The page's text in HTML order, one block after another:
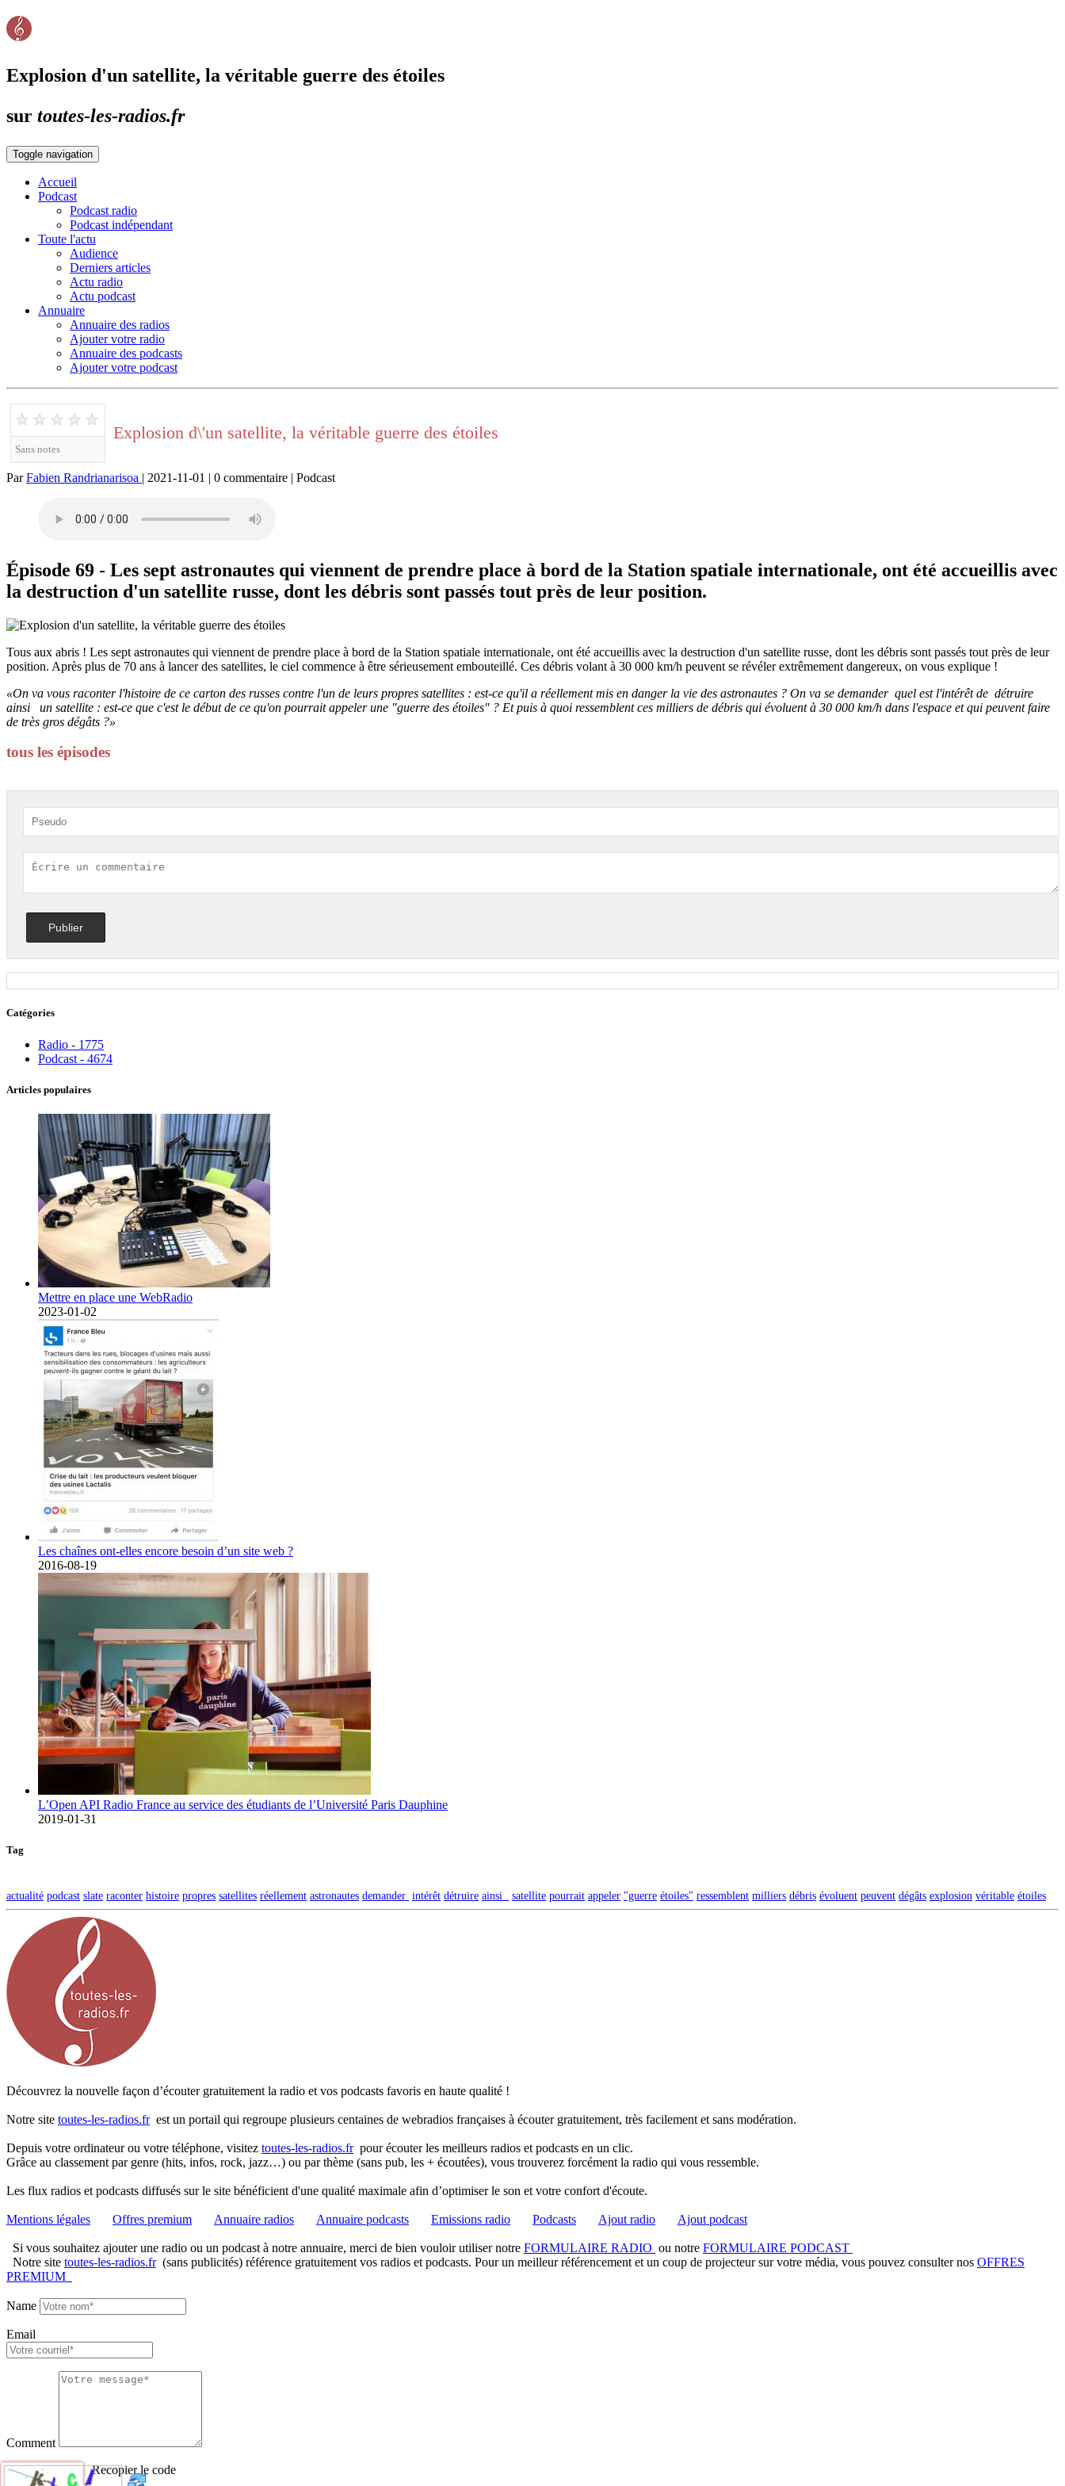
Explosion d'un satellite, la véritable guerre des étoiles
sur toutes-les-radios.fr
Toggle navigation
Accueil
Podcast
Podcast radio
Podcast indépendant
Toute l'actu
Audience
Derniers articles
Actu radio
Actu podcast
Annuaire
Annuaire des radios
Ajouter votre radio
Annuaire des podcasts
Ajouter votre podcast
★ ★ ★ ★ ★
Sans notes
Explosion d\'un satellite, la véritable guerre des étoiles
ParFabien Randrianarisoa | 2021-11-01 | 0 commentaire | Podcast
Épisode 69 - Les sept astronautes qui viennent de prendre place à bord de la Station spatiale internationale, ont été accueillis avec
la destruction d'un satellite russe, dont les débris sont passés tout près de leur position.
Tous aux abris ! Les sept astronautes qui viennent de prendre place à bord de la Station spatiale internationale, ont été accueillis avec la destruction d'un satellite russe, dont les débris sont passés tout près de leur
position. Après plus de 70 ans à lancer des satellites, le ciel commence à être sérieusement embouteillé. Ces débris volant à 30 000 km/h peuvent se révéler extrêmement dangereux, on vous explique !
«On va vous raconter l'histoire de ce carton des russes contre l'un de leurs propres satellites : est-ce qu'il a réellement mis en danger la vie des astronautes ? On va se demander quel est l'intérêt de détruire
ainsi un satellite : est-ce que c'est le début de ce qu'on pourrait appeler une "guerre des étoiles" ? Et puis à quoi ressemblent ces milliers de débris qui évoluent à 30 000 km/h dans l'espace et qui peuvent faire
de très gros dégâts ?»
tous les épisodes
Catégories
Radio - 1775
Podcast - 4674
Articles populaires
Mettre en place une WebRadio
2023-01-02
Les chaînes ont-elles encore besoin d’un site web ?
2016-08-19
L’Open API Radio France au service des étudiants de l’Université Paris Dauphine
2019-01-31
Tag
actualité podcast slate raconter histoire propres satellites réellement astronautes demander intérêt détruire ainsi satellite pourrait appeler "guerre étoiles" ressemblent milliers débris évoluent peuvent dégâts explosion véritable étoiles
Découvrez la nouvelle façon d’écouter gratuitement la radio et vos podcasts favoris en haute qualité !
Notre site toutes-les-radios.frest un portail qui regroupe plusieurs centaines de webradios françaises à écouter gratuitement, très facilement et sans modération.
Depuis votre ordinateur ou votre téléphone, visitez toutes-les-radios.frpour écouter les meilleurs radios et podcasts en un clic.
Grâce au classement par genre (hits, infos, rock, jazz…) ou par thème (sans pub, les + écoutées), vous trouverez forcément la radio qui vous ressemble.
Les flux radios et podcasts diffusés sur le site bénéficient d'une qualité maximale afin d’optimiser le son et votre confort d'écoute.
Mentions légales Offres premium Annuaire radios Annuaire podcasts Emissions radio Podcasts Ajout radio Ajout podcast
Si vous souhaitez ajouter une radio ou un podcast à notre annuaire, merci de bien vouloir utiliser notre FORMULAIRE RADIO ou notre FORMULAIRE PODCAST
Notre site toutes-les-radios.fr(sans publicités) référence gratuitement vos radios et podcasts. Pour un meilleur référencement et un coup de projecteur sur votre média, vous pouvez consulter nos OFFRES
PREMIUM
Name
Email
Comment
Recopier le code